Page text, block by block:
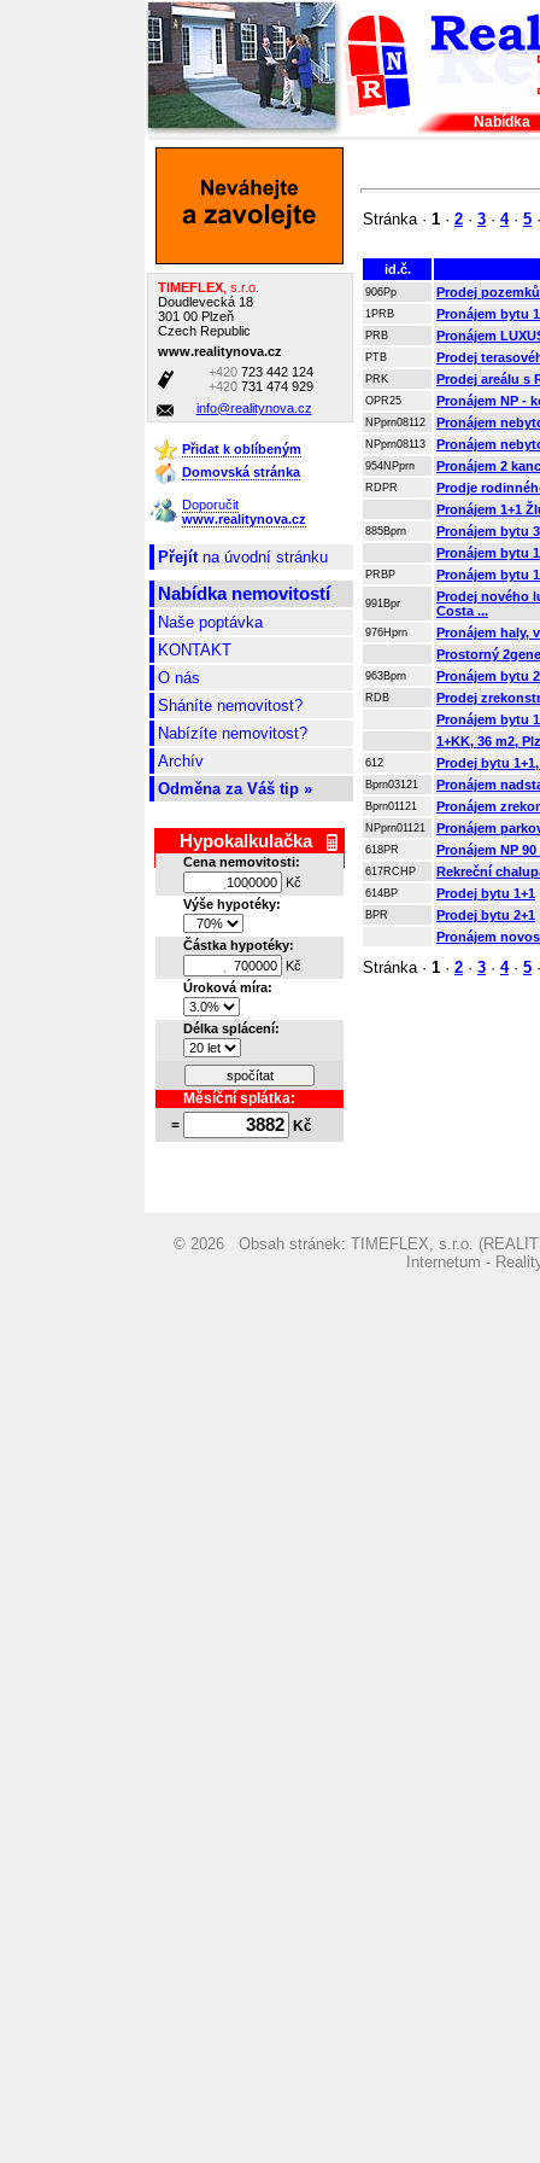
Nabídka
TIMEFLEX, s.r.o.
Doudlevecká 18
301 00 Plzeň
Czech Republic
www.realitynova.cz
+420723 442 124
+420731 474 929
info@realitynova.cz
Přidat k oblíbeným
Domovská stránka
Doporučit
www.realitynova.cz
Přejítna úvodní stránku
Nabídka nemovitostí
Naše poptávka
KONTAKT
O nás
Sháníte nemovitost?
Nabízíte nemovitost?
Archív
Odměna za Váš tip »
Hypokalkulačka
Cena nemovitosti:
Kč
.
.
Výše hypotéky:
Částka hypotéky:
Kč
.
.
Úroková míra:
Délka splácení:
spočítat
Měsíční splátka:
=
Kč
Stránka · 1 · 2 · 3 · 4· 5
id.č.
906Pp Prodej
1PRB Pronájem bytu
PRB Pronájem
PTB Prodej
PRK Prodej areálu s
OPR25 Pronájem NP -
NPprn08112 Pronájem
NPprn08113 Pronájem
954NPprn Pronájem 2
RDPR
Prodje
Pronájem 1+1
885Bprn
Pronájem bytu
Pronájem bytu
PRBP Pronájem bytu
991Bpr
Prodej nového
Costa ...
976Hprn
Pronájem haly,
Prostorný
963Bprn Pronájem bytu
RDB
Prodej
Pronájem bytu
1+KK, 36 m2,
612 Prodej bytu
Bprn03121 Pronájem
Bprn01121 Pronájem
NPprn01121 Pronájem
618PR Pronájem NP
617RCHP Rekreční
614BP Prodej bytu 1+1
BPR
Prodej bytu 2+1
Pronájem
Stránka · 1 · 2 · 3 · 4· 5
© 2026 Obsah stránek: TIMEFLEX, s.r.o.
Internetum -